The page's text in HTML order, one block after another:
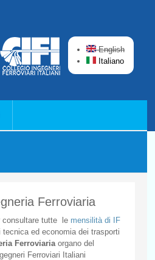
English
Italiano
Ferroviaria
consultare tuttele mensilità di IF
tecnica ed economia dei trasporti
Ferroviaria organodel
Ferroviari Italiani